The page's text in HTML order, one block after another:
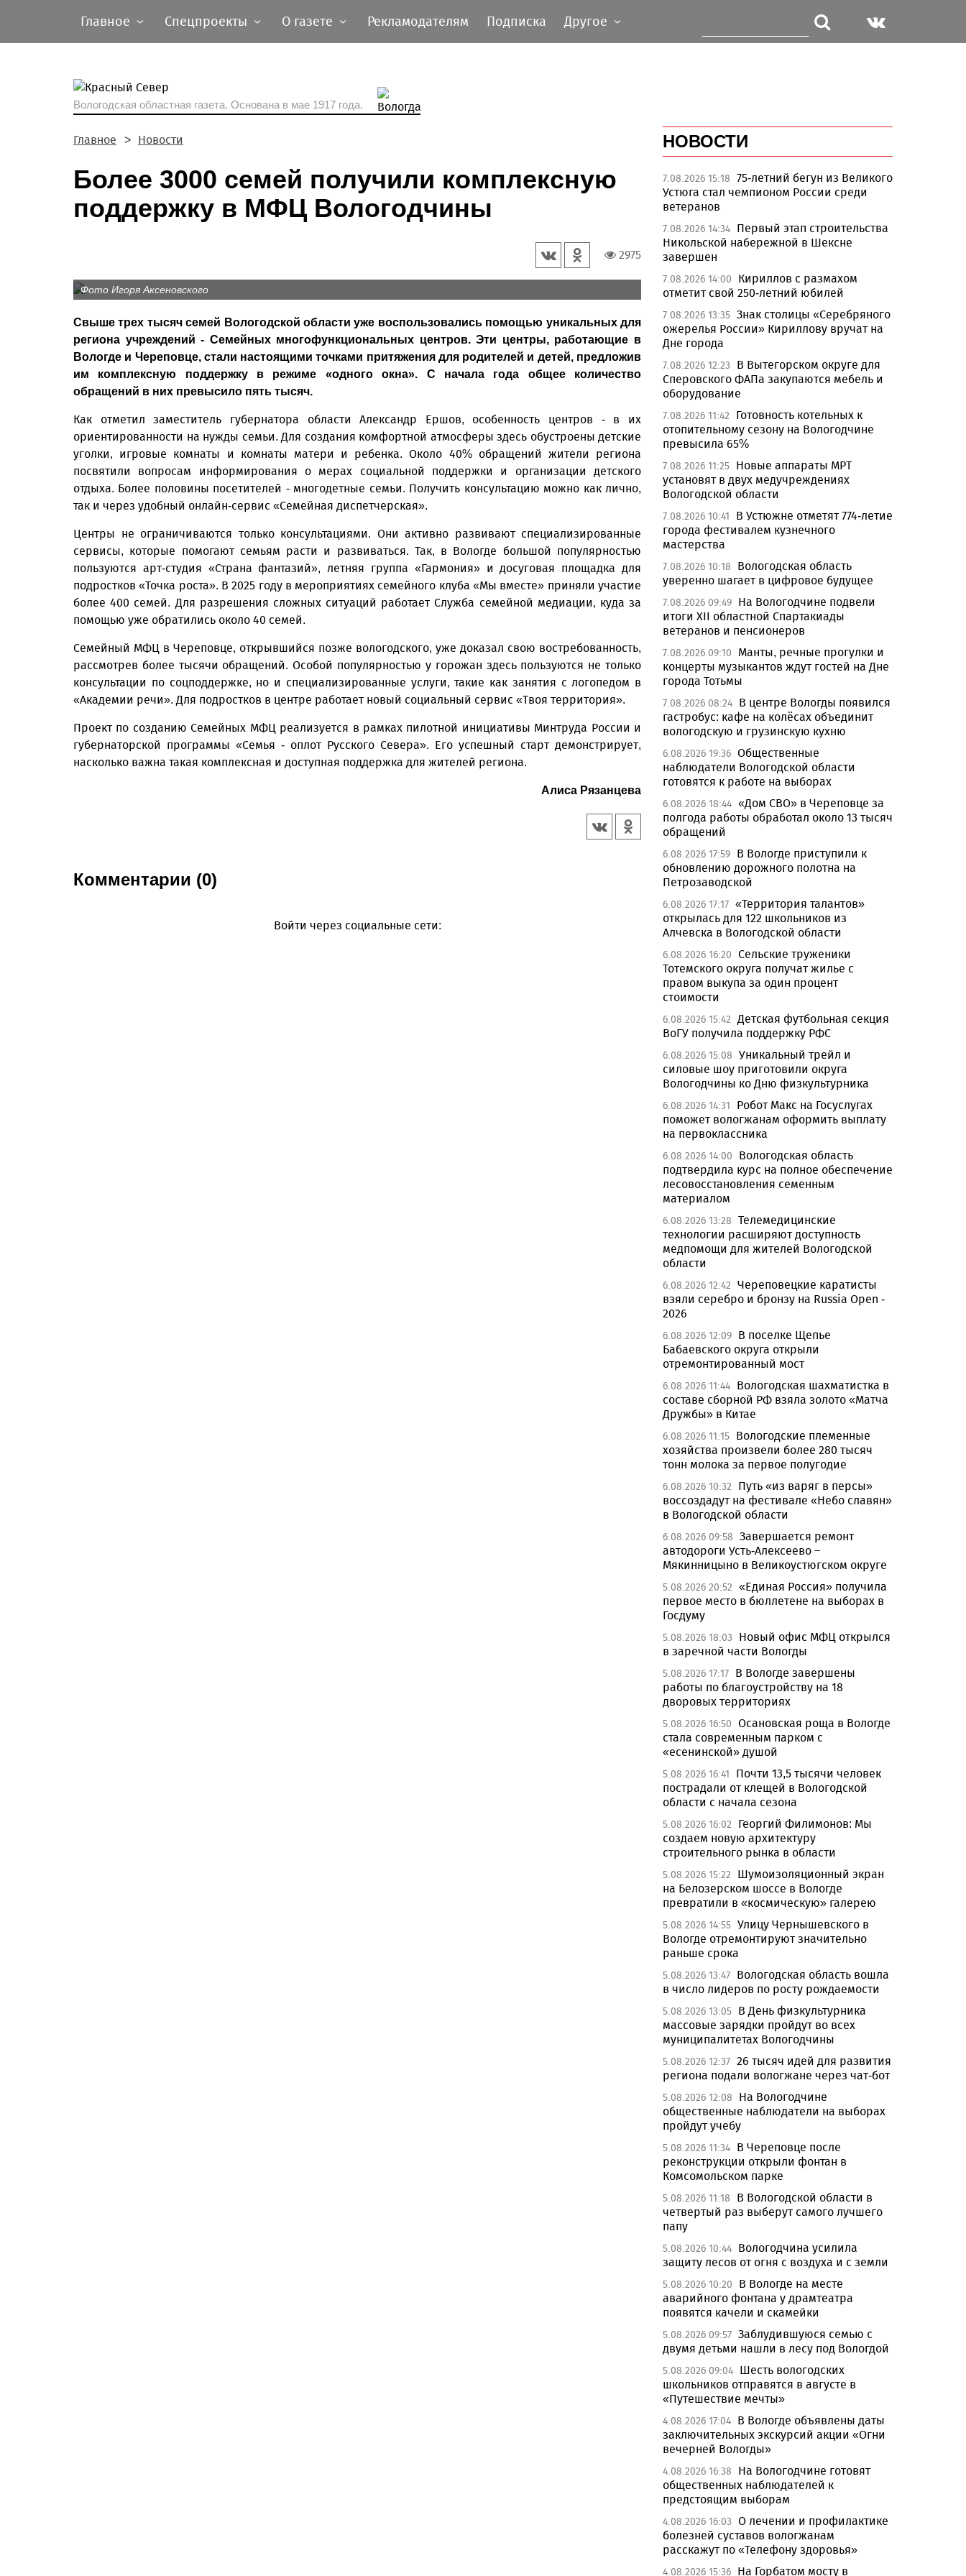
Главное Спецпроекты О газете Рекламодателям Подписка Другое
Вологодская областная газета. Основана в мае 1917 года.
Главное Новости
Более 3000 семей получили комплексную
поддержку в МФЦ Вологодчины
2975
Фото Игоря Аксеновского
Свыше трех тысяч семей Вологодской области уже воспользовались помощью уникальных для
региона учреждений - Семейных многофункциональных центров. Эти центры, работающие в
Вологде и Череповце, стали настоящими точками притяжения для родителей и детей, предложив
им комплексную поддержку в режиме «одного окна». С начала года общее количество
обращений в них превысило пять тысяч.
Как отметил заместитель губернатора области Александр Ершов, особенность центров - в их
ориентированности на нужды семьи. Для создания комфортной атмосферы здесь обустроены детские
уголки, игровые комнаты и комнаты матери и ребенка. Около 40% обращений жители региона
посвятили вопросам информирования о мерах социальной поддержки и организации детского
отдыха. Более половины посетителей - многодетные семьи. Получить консультацию можно как лично,
так и через удобный онлайн-сервис «Семейная диспетчерская».
Центры не ограничиваются только консультациями. Они активно развивают специализированные
сервисы, которые помогают семьям расти и развиваться. Так, в Вологде большой популярностью
пользуются арт-студия «Страна фантазий», летняя группа «Гармония» и досуговая площадка для
подростков «Точка роста». В 2025 году в мероприятиях семейного клуба «Мы вместе» приняли участие
более 400 семей. Для разрешения сложных ситуаций работает Служба семейной медиации, куда за
помощью уже обратились около 40 семей.
Семейный МФЦ в Череповце, открывшийся позже вологодского, уже доказал свою востребованность,
рассмотрев более тысячи обращений. Особой популярностью у горожан здесь пользуются не только
консультации по соцподдержке, но и специализированные услуги, такие как занятия с логопедом в
«Академии речи». Для подростков в центре работает новый социальный сервис «Твоя территория».
Проект по созданию Семейных МФЦ реализуется в рамках пилотной инициативы Минтруда России и
губернаторской программы «Семья - оплот Русского Севера». Его успешный старт демонстрирует,
насколько важна такая комплексная и доступная поддержка для жителей региона.
Алиса Рязанцева
Комментарии (0)
Войти через социальные сети:
НОВОСТИ
7.08.2026 15:18 75-летний бегун из Великого
Устюга стал чемпионом России среди
ветеранов
7.08.2026 14:34 Первый этап строительства
Никольской набережной в Шексне
завершен
7.08.2026 14:00
Кириллов с размахом
отметит свой 250-летний юбилей
7.08.2026 13:35 Знак столицы «Серебряного
ожерелья России» Кириллову вручат на
Дне города
7.08.2026 12:23
В Вытегорском округе для
Сперовского ФАПа закупаются мебель и
оборудование
7.08.2026 11:42
Готовность котельных к
отопительному сезону на Вологодчине
превысила 65%
7.08.2026 11:25 Новые аппараты МРТ
установят в двух медучреждениях
Вологодской области
7.08.2026 10:41
В Устюжне отметят 774-летие
города фестивалем кузнечного
мастерства
7.08.2026 10:18
Вологодская область
уверенно шагает в цифровое будущее
7.08.2026 09:49 На Вологодчине подвели
итоги XII областной Спартакиады
ветеранов и пенсионеров
7.08.2026 09:10
Манты, речные прогулки и
концерты музыкантов ждут гостей на Дне
города Тотьмы
7.08.2026 08:24 В центре Вологды появился
гастробус: кафе на колёсах объединит
вологодскую и грузинскую кухню
6.08.2026 19:36 Общественные
наблюдатели Вологодской области
готовятся к работе на выборах
6.08.2026 18:44 «Дом СВО» в Череповце за
полгода работы обработал около 13 тысяч
обращений
6.08.2026 17:59 В Вологде приступили к
обновлению дорожного полотна на
Петрозаводской
6.08.2026 17:17 «Территория талантов»
открылась для 122 школьников из
Алчевска в Вологодской области
6.08.2026 16:20 Сельские труженики
Тотемского округа получат жилье с
правом выкупа за один процент
стоимости
6.08.2026 15:42 Детская футбольная секция
ВоГУ получила поддержку РФС
6.08.2026 15:08 Уникальный трейл и
силовые шоу приготовили округа
Вологодчины ко Дню физкультурника
6.08.2026 14:31
Робот Макс на Госуслугах
поможет вологжанам оформить выплату
на первоклассника
6.08.2026 14:00
Вологодская область
подтвердила курс на полное обеспечение
лесовосстановления семенным
материалом
6.08.2026 13:28 Телемедицинские
технологии расширяют доступность
медпомощи для жителей Вологодской
области
6.08.2026 12:42 Череповецкие каратисты
взяли серебро и бронзу на Russia Open -
2026
6.08.2026 12:09 В поселке Щепье
Бабаевского округа открыли
отремонтированный мост
6.08.2026 11:44 Вологодская шахматистка в
составе сборной РФ взяла золото «Матча
Дружбы» в Китае
6.08.2026 11:15 Вологодские племенные
хозяйства произвели более 280 тысяч
тонн молока за первое полугодие
6.08.2026 10:32
Путь «из варяг в персы»
воссоздадут на фестивале «Небо славян»
в Вологодской области
6.08.2026 09:58 Завершается ремонт
автодороги Усть-Алексеево –
Мякинницыно в Великоустюгском округе
5.08.2026 20:52 «Единая Россия» получила
первое место в бюллетене на выборах в
Госдуму
5.08.2026 18:03
Новый офис МФЦ открылся
в заречной части Вологды
5.08.2026 17:17 В Вологде завершены
работы по благоустройству на 18
дворовых территориях
5.08.2026 16:50 Осановская роща в Вологде
стала современным парком с
«есенинской» душой
5.08.2026 16:41
Почти 13,5 тысячи человек
пострадали от клещей в Вологодской
области с начала сезона
5.08.2026 16:02
Георгий Филимонов: Мы
создаем новую архитектуру
строительного рынка в области
5.08.2026 15:22
Шумоизоляционный экран
на Белозерском шоссе в Вологде
превратили в «космическую» галерею
5.08.2026 14:55 Улицу Чернышевского в
Вологде отремонтируют значительно
раньше срока
5.08.2026 13:47 Вологодская область вошла
в число лидеров по росту рождаемости
5.08.2026 13:05 В День физкультурника
массовые зарядки пройдут во всех
муниципалитетах Вологодчины
5.08.2026 12:37 26 тысяч идей для развития
региона подали вологжане через чат-бот
5.08.2026 12:08
На Вологодчине
общественные наблюдатели на выборах
пройдут учебу
5.08.2026 11:34 В Череповце после
реконструкции открыли фонтан в
Комсомольском парке
5.08.2026 11:18
В Вологодской области в
четвертый раз выберут самого лучшего
папу
5.08.2026 10:44 Вологодчина усилила
защиту лесов от огня с воздуха и с земли
5.08.2026 10:20
В Вологде на месте
аварийного фонтана у драмтеатра
появятся качели и скамейки
5.08.2026 09:57 Заблудившуюся семью с
двумя детьми нашли в лесу под Вологдой
5.08.2026 09:04 Шесть вологодских
школьников отправятся в августе в
«Путешествие мечты»
4.08.2026 17:04 В Вологде объявлены даты
заключительных экскурсий акции «Огни
вечерней Вологды»
4.08.2026 16:38
На Вологодчине готовят
общественных наблюдателей к
предстоящим выборам
4.08.2026 16:03 О лечении и профилактике
болезней суставов вологжанам
расскажут по «Телефону здоровья»
4.08.2026 15:36 На Горбатом мосту в